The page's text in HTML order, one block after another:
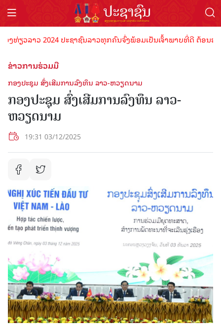
ວລາວ 2024 ປະຊາຊົນລາວທຸກຄົນຈົ່ງພ້ອມເປັນເຈົ້າພາບທີ່ດີ ຕ້ອນຮັບນັ
ຂ່າວການຮ່ວມມື
ກອງປະຊຸມ ສົ່ງເສີມການລົງທຶນ ລາວ-ຫວຽດນາມ
ກອງປະຊຸມ ສົ່ງເສີມການລົງທຶນ ລາວ-
ຫວຽດນາມ
19:31 03/12/2025